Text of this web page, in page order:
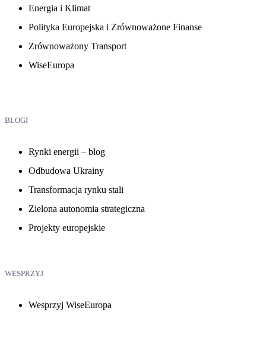
Energia i Klimat
Polityka Europejska i Zrównoważone Finanse
Zrównoważony Transport
WiseEuropa
BLOGI
Rynki energii – blog
Odbudowa Ukrainy
Transformacja rynku stali
Zielona autonomia strategiczna
Projekty europejskie
WESPRZYJ
Wesprzyj WiseEuropa